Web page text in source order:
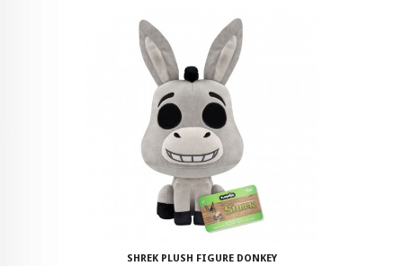
SHREK PLUSH FIGURE DONKEY